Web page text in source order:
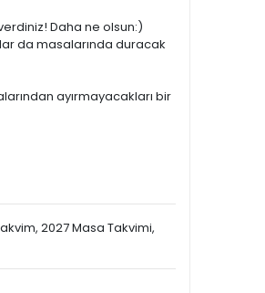
Daha ne olsun:)
da masalarında duracak
ayırmayacakları bir
2027 Masa Takvimi,